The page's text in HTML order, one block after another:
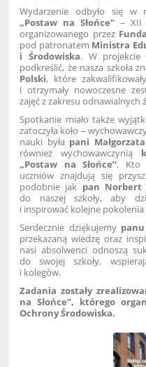
Wydarzenie odbyło się w
„Postaw na Słońce” – XII
organizowanego przez
pod patronatem Ministra
i Środowiska. W projekcie
podkreślić, że nasza szkoła
Polski, które
i otrzymały nowoczesne
zajęć z zakresu odnawialnych
Spotkanie miało także
zatoczyła koło –
nauki była pani
również wychowawczynią
„Postaw na Słońce”. Kto
uczniów znajdują się
podobnie jak pan Norbert
do naszej szkoły, aby
i inspirować kolejne pokolenia
Serdecznie dziękujemy
przekazaną wiedzę oraz
nasi absolwenci odnoszą
do swojej szkoły,
i kolegów.
Zadania zostały
na Słońce”, którego
Ochrony Środowiska.